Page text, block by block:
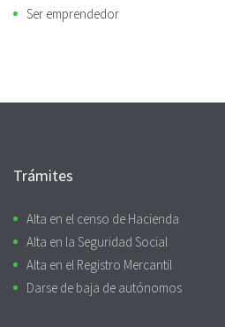
Ser emprendedor
Trámites
Alta en el censo de Hacienda
Alta en la Seguridad Social
Alta en el Registro Mercantil
Darse de baja de autónomos